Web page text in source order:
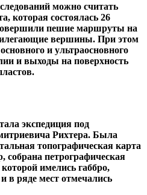
можно считать
которая состоялась 26
пешие маршруты на
вершины. При этом
и ультраосновного
и выходы на поверхность
экспедиция под
Рихтера. Была
топографическая карта
собрана петрографическая
имелись габбро,
в ряде мест отмечались